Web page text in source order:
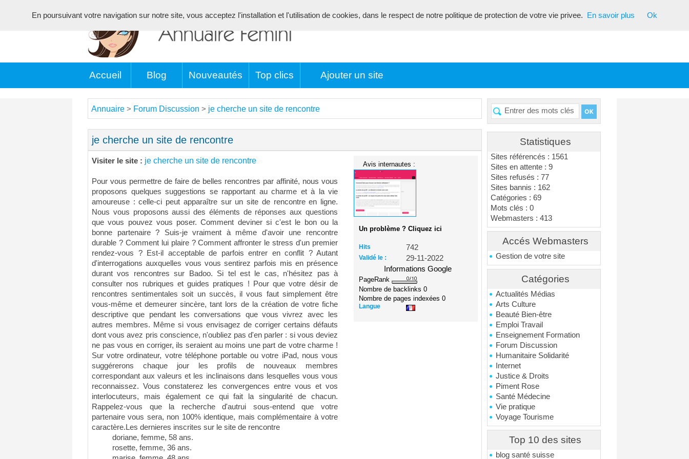
Accueil Blog Nouveautés Top clics Ajouter un site
Statistiques
Sites référencés : 1561
Sites en attente : 9
Sites refusés : 77
Sites bannis : 162
Catégories : 69
Mots clés : 0
Webmasters : 413
Accés Webmasters
Gestion de votre site
Catégories
Actualités Médias
Arts Culture
Beauté Bien-être
Emploi Travail
Enseignement Formation
Forum Discussion
Humanitaire Solidarité
Internet
Justice & Droits
Piment Rose
Santé Médecine
Vie pratique
Voyage Tourisme
Top 10 des sites
blog santé suisse
Annuaire > Forum Discussion > je cherche un site de rencontre
je cherche un site de rencontre
Visiter le site : je cherche un site de rencontre
Pour vous permettre de faire de belles rencontres par affinité, nous vous
proposons quelques suggestions se rapportant au charme et à la vie
amoureuse : celle-ci peut apparaître sur un site de rencontre en ligne.
Nous vous proposons aussi des éléments de réponses aux questions
que vous pouvez vous poser. Comment deviner si c'est le bon ou la
bonne partenaire ? Suis-je vraiment à même d'avoir une rencontre
durable ? Comment lui plaire ? Comment affronter le stress d'un premier
rendez-vous ? Est-il acceptable de parfois entrer en conflit ? Autant
d'interrogations auxquelles vous vous sentirez parfois mis en présence
durant vos rencontres sur Badoo. Si tel est le cas, n'hésitez pas à
consulter nos rubriques et guides pratiques ! Pour que votre désir de
rencontres sentimentales soit un succès, il vous faut simplement être
vous-même et demeurer sincère, tant lors de la création de votre fiche
descriptive que pendant les conversations que vous vivrez avec les
autres membres. Même si vous envisagez de corriger certains défauts
dont vous avez pris conscience, n'oubliez pas d'en parler : si vous deviez
ne pas vous en corriger, ils seraient au moins une part de votre charme !
Sur votre ordinateur, votre téléphone portable ou votre iPad, nous vous
suggérerons chaque jour les profils de nouveaux membres
correspondant aux valeurs et les inclinaisons dans lesquelles vous vous
reconnaissez. Vous constaterez les convergences entre vous et vos
interlocuteurs, mais également ce qui fait la singularité de chacun.
Rappelez-vous que la recherche d'autrui sous-entend que votre
partenaire vous sera, non 100% identique, mais complémentaire à votre
caractère.Les dernieres inscrites sur le site de rencontre
doriane, femme, 58 ans.
rosette, femme, 36 ans.
Avis internautes :
Un problème ? Cliquez ici
Hits 742
Validé le :
29-11-2022
Informations Google
PageRank
Nombre de backlinks0
Nombre de pages indexées0
Langue
En poursuivant votre navigation sur notre site, vous acceptez l'installation et l'utilisation de cookies, dans le respect de notre politique de protection de votre vie privee. En savoir plus Ok